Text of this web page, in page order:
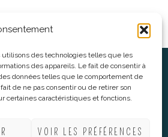
des technologies telles que les
des appareils. Le fait de consentir à
données telles que le comportement de
de ne pas consentir ou de retirer son
certaines caractéristiques et fonctions.
VOIR LES PRÉFÉRENCES
légales
CGV